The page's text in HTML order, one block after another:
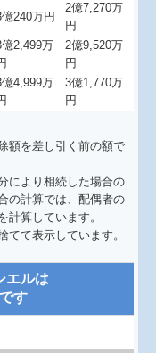
エルは
す
240万円
2億7,270万
円
億2,499万
2億9,520万
円
億4,999万
3億1,770万
円
額を差し引く前の額で
により相続した場合の
の計算では、配偶者の
計算しています。
てて表示しています。